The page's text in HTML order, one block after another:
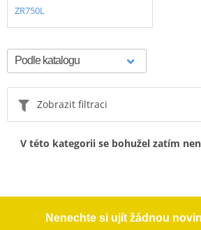
ZR750L
Zobrazit filtraci
V této kategorii se bohužel zatím
Nenechte si ujít žádnou